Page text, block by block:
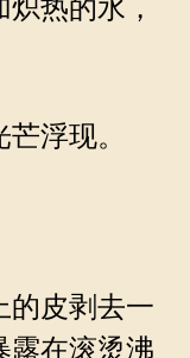
热的水，
浮现。
皮剥去一
露在滚烫沸